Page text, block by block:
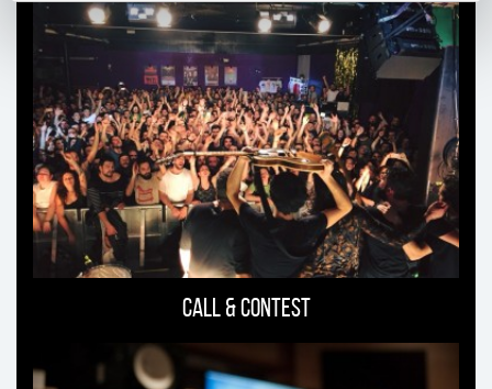
Ti
può
interessare
Call & Contest